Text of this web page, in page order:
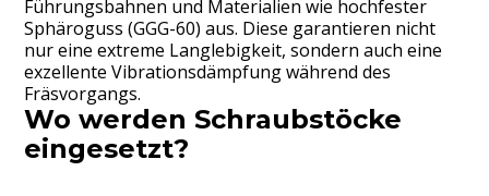
Führungsbahnen und Materialien wie hochfester
Sphäroguss (GGG-60) aus. Diese garantieren nicht
nur eine extreme Langlebigkeit, sondern auch eine
exzellente Vibrationsdämpfung während des
Fräsvorgangs.
Wo werden Schraubstöcke
eingesetzt?